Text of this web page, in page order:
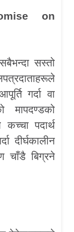
on
सस्तो
गर्दा वा
मापदण्डको
पदार्थ
दीर्घकालीन
चाँडै बिग्रने